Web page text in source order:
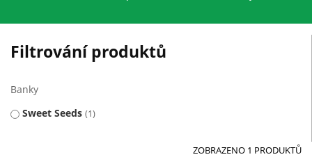
Filtrování produktů
Banky
Sweet Seeds 1
ZOBRAZENO 1 PRODUKTŮ